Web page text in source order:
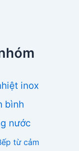
inox
bình
nước
từ cảm